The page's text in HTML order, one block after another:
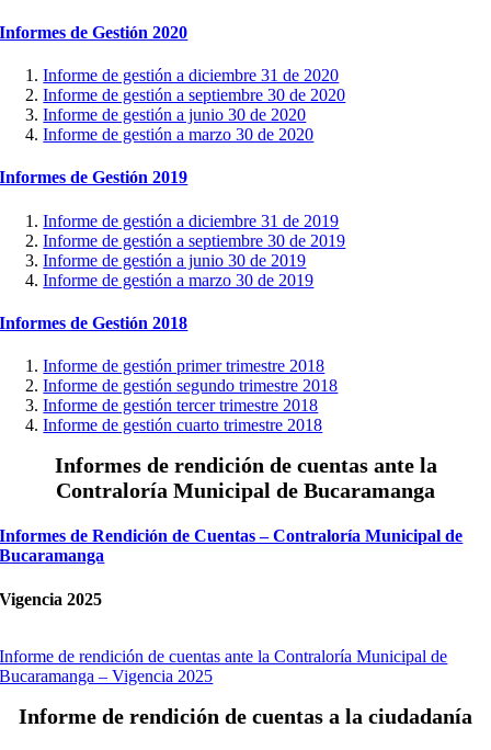
Informes de Gestión 2020
Informe de gestión a diciembre 31 de 2020
Informe de gestión a septiembre 30 de 2020
Informe de gestión a junio 30 de 2020
Informe de gestión a marzo 30 de 2020
Informes de Gestión 2019
Informe de gestión a diciembre 31 de 2019
Informe de gestión a septiembre 30 de 2019
Informe de gestión a junio 30 de 2019
Informe de gestión a marzo 30 de 2019
Informes de Gestión 2018
Informe de gestión primer trimestre 2018
Informe de gestión segundo trimestre 2018
Informe de gestión tercer trimestre 2018
Informe de gestión cuarto trimestre 2018
Informes de rendición de cuentas ante la
Contraloría Municipal de Bucaramanga
Informes de Rendición de Cuentas – Contraloría Municipal de
Bucaramanga
Vigencia 2025
Informe de rendición de cuentas ante la Contraloría Municipal de
Bucaramanga – Vigencia 2025
Informe de rendición de cuentas a la ciudadanía